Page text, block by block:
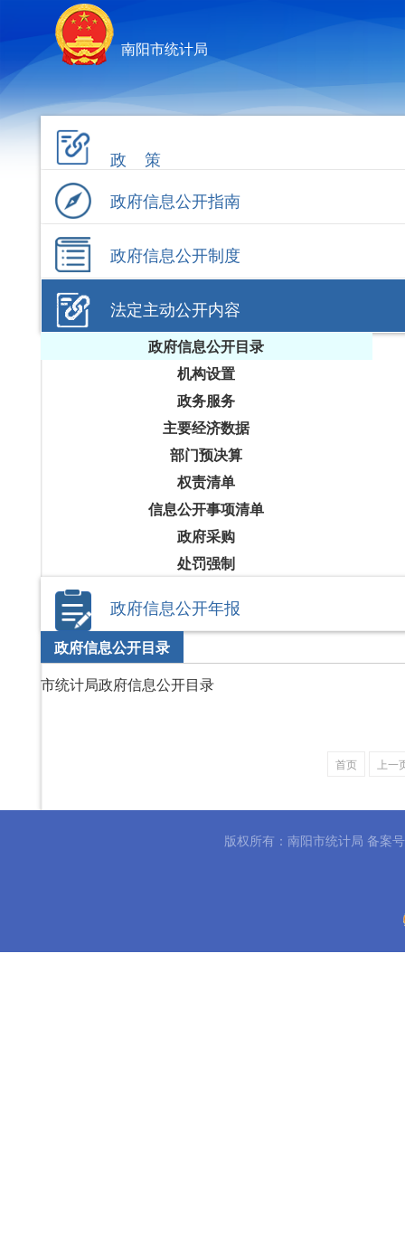
南阳市统计局
政 策
政府信息公开指南
政府信息公开制度
法定主动公开内容
政府信息公开目录
机构设置
政务服务
主要经济数据
部门预决算
权责清单
信息公开事项清单
政府采购
处罚强制
政府信息公开年报
政府信息公开目录
市统计局政府信息公开目录
首页 上一
版权所有：南阳市统计局 备案